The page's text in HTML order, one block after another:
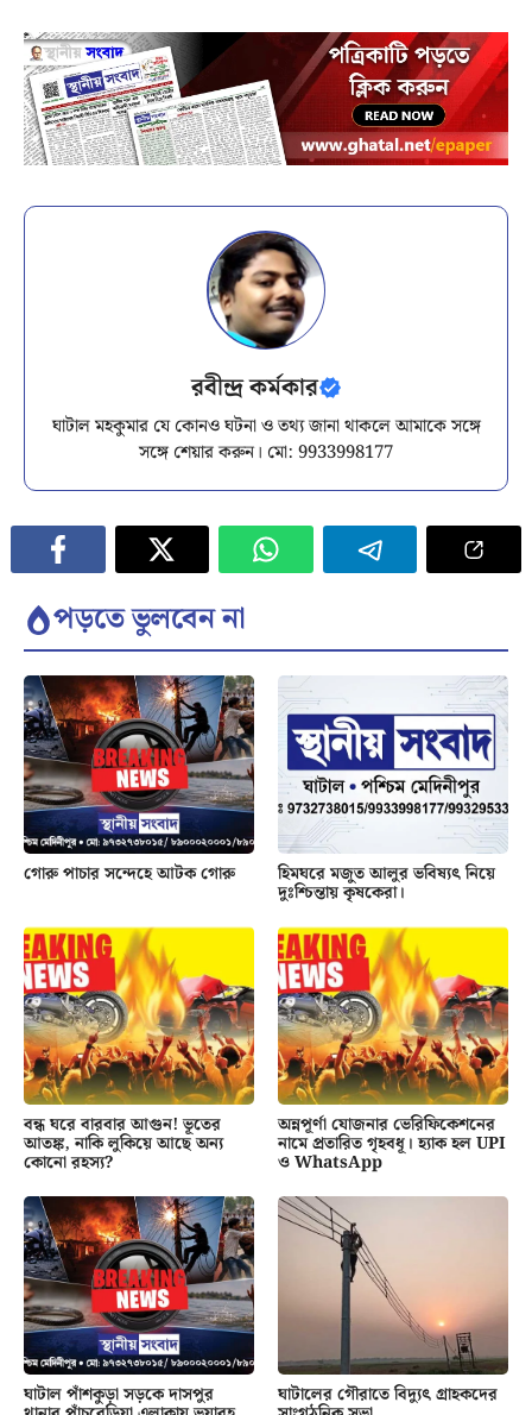
রবীন্দ্র কর্মকার
ঘাটাল মহকুমার যে কোনও ঘটনা ও তথ্য জানা থাকলে আমাকে সঙ্গে
সঙ্গে শেয়ার করুন। মো: 9933998177
পড়তে ভুলবেন না
গোরু পাচার সন্দেহে আটক গোরু হিমঘরে মজুত আলুর ভবিষ্যৎ নিয়ে
দুঃশ্চিন্তায় কৃষকেরা।
বন্ধ ঘরে বারবার আগুন! ভূতের
আতঙ্ক, নাকি লুকিয়ে আছে অন্য
কোনো রহস্য?
অন্নপূর্ণা যোজনার ভেরিফিকেশনের
নামে প্রতারিত গৃহবধূ। হ্যাক হল UPI
ও WhatsApp
ঘাটাল পাঁশকুড়া সড়কে দাসপুর ঘাটালের গৌরাতে বিদ্যুৎ গ্রাহকদের